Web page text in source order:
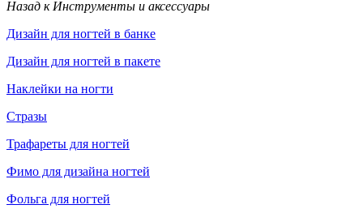
Назад к Инструменты и аксессуары
Дизайн для ногтей в банке
Дизайн для ногтей в пакете
Наклейки на ногти
Стразы
Трафареты для ногтей
Фимо для дизайна ногтей
Фольга для ногтей